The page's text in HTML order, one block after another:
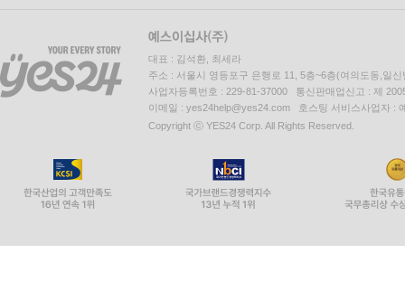
대표 : 김석환, 최세라
주소 : 서울시 영등포구 은행로 11, 5층~6층(여의도동,일신
사업자등록번호 : 229-81-37000 통신판매업신고 : 제
이메일 : yes24help@yes24.com 호스팅 서비스사업자 :
Copyright ⓒ YES24 Corp. All Rights Reserved.